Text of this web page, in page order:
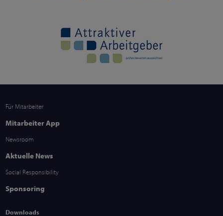
Für Mitarbeiter
Mitarbeiter App
Newsroom
Aktuelle News
Social Responsibility
Sponsoring
Downloads